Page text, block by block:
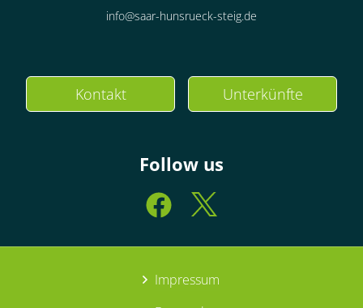
info@saar-hunsrueck-steig.de
Kontakt Unterkünfte
Follow us
Impressum